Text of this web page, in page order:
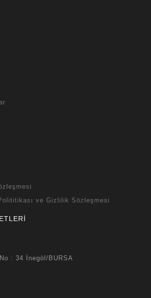
ve Gizlilik Sözleşmesi
: 34 İnegöl/BURSA